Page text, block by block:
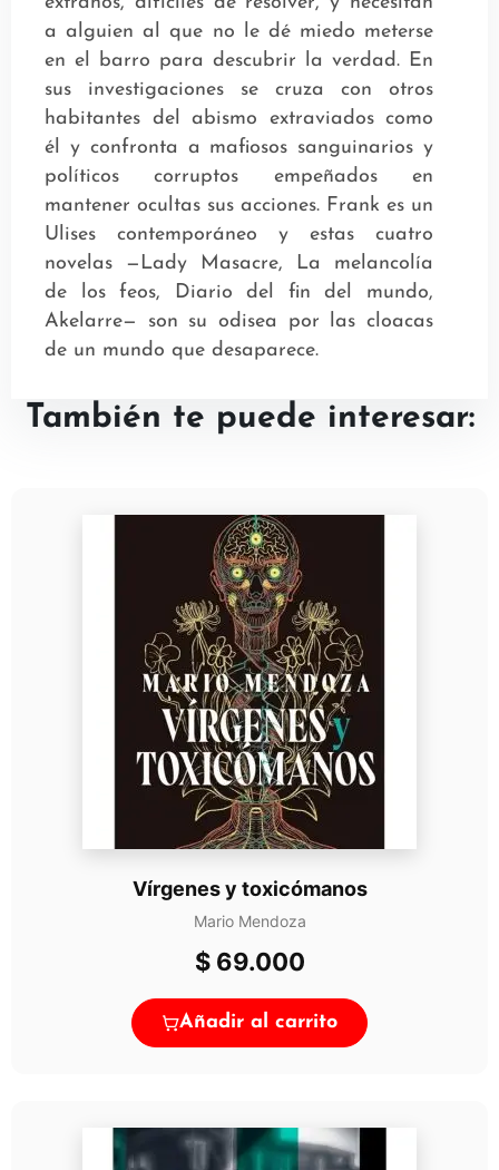
a alguien al que no le dé miedo meterse
en el barro para descubrir la verdad. En
sus investigaciones se cruza con otros
habitantes del abismo extraviados como
él y confronta a mafiosos sanguinarios y
políticos corruptos empeñados en
mantener ocultas sus acciones. Frank es un
Ulises contemporáneo y estas cuatro
novelas —Lady Masacre, La melancolía
de los feos, Diario del fin del mundo,
Akelarre— son su odisea por las cloacas
de un mundo que desaparece.
También te puede interesar:
Vírgenes y toxicómanos
Mario Mendoza
$69.000
Añadir al carrito